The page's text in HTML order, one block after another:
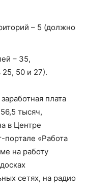
– 5 (должно
– 35,
50 и 27).
плата
тысяч,
в Центре
портале «Работа
на работу
сетях, на радио